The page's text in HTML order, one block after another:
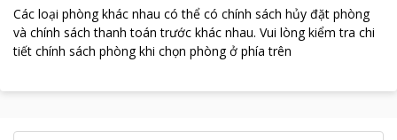
Các loại phòng khác nhau có thể có chính sách hủy đặt phòng
và chính sách thanh toán trước khác nhau. Vui lòng kiểm tra chi
tiết chính sách phòng khi chọn phòng ở phía trên